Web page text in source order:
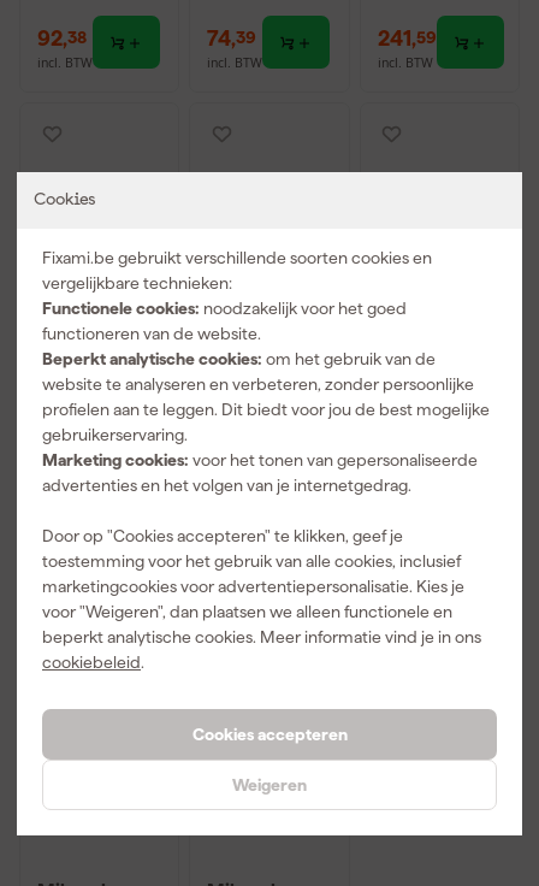
Cookies
Fixami.be gebruikt verschillende soorten cookies en
vergelijkbare technieken:
Functionele cookies: noodzakelijk voor het goed
functioneren van de website.
Beperkt analytische cookies: om het gebruik van de
website te analyseren en verbeteren, zonder persoonlijke
profielen aan te leggen. Dit biedt voor jou de best mogelijke
gebruikerservaring.
Marketing cookies: voor het tonen van gepersonaliseerde
advertenties en het volgen van je internetgedrag.
Door op "Cookies accepteren" te klikken, geef je
toestemming voor het gebruik van alle cookies, inclusief
marketingcookies voor advertentiepersonalisatie. Kies je
voor "Weigeren", dan plaatsen we alleen functionele en
beperkt analytische cookies. Meer informatie vind je in ons
cookiebeleid.
Cookies accepteren
Weigeren
92,38
incl. BTW
74,39
incl. BTW
241 ,59
incl. BTW
Milwaukee
4932480716
Foam Inlay
doppenset
1/2''
PACKOUT
Morgen
bezorgd
294,29
incl. BTW
Milwaukee
4932480717
Foam Inlay
1/2''
PACKOUT
bezorgd
229,09
incl. BTW
Milwaukee
4932493638
10-delige
aierset +
tangenset
PACKOUT in
bezorgd
181,95
incl. BTW